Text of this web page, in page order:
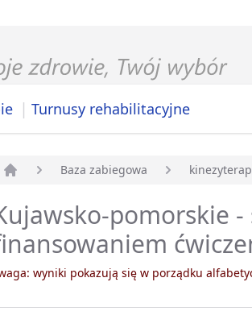
| Turnusy rehabilitacyjne
Baza zabiegowa
pomorskie
wyniki pokazują się w porządku